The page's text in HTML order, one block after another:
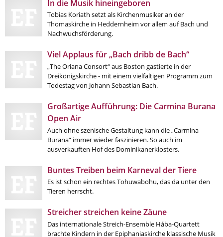
In die Musik hineingeboren
Tobias Koriath setzt als Kirchenmusiker an der
Thomaskirche in Heddernheim vor allem auf Bach und
Nachwuchsförderung.
Viel Applaus für „Bach dribb de Bach“
„The Oriana Consort“ aus Boston gastierte in der
Dreikönigskirche - mit einem vielfältigen Programm zum
Todestag von Johann Sebastian Bach.
Großartige Aufführung: Die Carmina Burana
Open Air
Auch ohne szenische Gestaltung kann die „Carmina
Burana“ immer wieder faszinieren. So auch im
ausverkauften Hof des Dominikanerklosters.
Buntes Treiben beim Karneval der Tiere
Es ist schon ein rechtes Tohuwabohu, das da unter den
Tieren herrscht.
Streicher streichen keine Zäune
Das internationale Streich-Ensemble Hába-Quartett
brachte Kindern in der Epiphaniaskirche klassische Musik